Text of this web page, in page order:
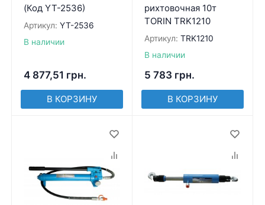
(Код YT-2536)
Артикул: YT-2536
В наличии
4 877,51 грн.
В КОРЗИНУ
рихтовочная 10т
TORIN TRK1210
Артикул: TRK1210
В наличии
5 783 грн.
В КОРЗИНУ